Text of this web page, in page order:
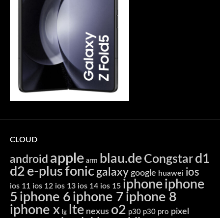
CLOUD
android apple arm blau.de Congstar d1
d2 e-plusfonic galaxy google huawei ios
ios 11 ios 12 ios 13 ios 14 ios 15 iphoneiphone
5 iphone 6 iphone 7 iphone 8
iphone x lg lte nexus o2 p30 p30 pro pixel